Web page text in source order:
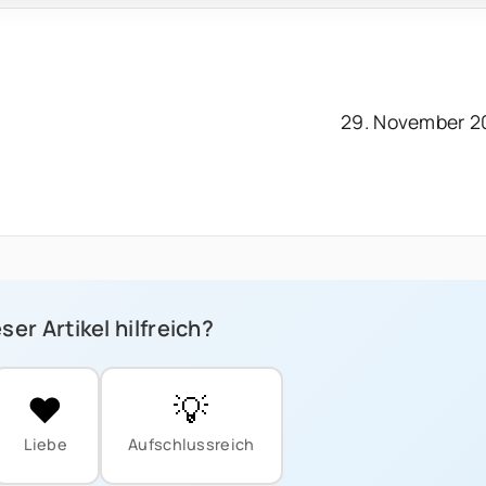
29. November
Artikel hilfreich?
❤️
Liebe
💡
Aufschlussreich